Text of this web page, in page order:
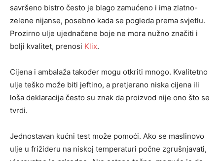
savršeno bistro često je blago zamućeno i ima zlatno-
zelene nijanse, posebno kada se pogleda prema svjetlu.
Prozirno ulje ujednačene boje ne mora nužno značiti i
bolji kvalitet, prenosi Klix.
Cijena i ambalaža također mogu otkriti mnogo. Kvalitetno
ulje teško može biti jeftino, a pretjerano niska cijena ili
loša deklaracija često su znak da proizvod nije ono što se
tvrdi.
Jednostavan kućni test može pomoći. Ako se maslinovo
ulje u frižideru na niskoj temperaturi počne zgrušnjavati,